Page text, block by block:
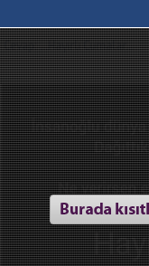
Cevap: ...Hayırlı Cumalar...